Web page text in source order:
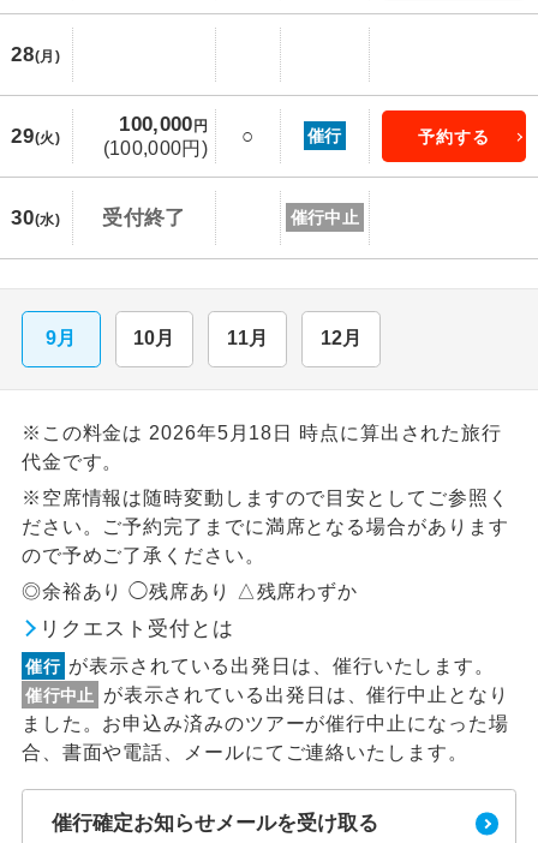
28(月)
29(火)
100,000 円
(100,000円)
○ 催行 予約する
30(水) 受付終了 催行中止
9月 10月 11月 12月
※この料金は 2026年5月18日 時点に算出された旅行
代金です。
※空席情報は随時変動しますので目安としてご参照く
ださい。ご予約完了までに満席となる場合があります
ので予めご了承ください。
◎余裕あり ◯残席あり △残席わずか
リクエスト受付とは
催行 が表示されている出発日は、催行いたします。
催行中止
が表示されている出発日は、催行中止となり
ました。お申込み済みのツアーが催行中止になった場
合、書面や電話、メールにてご連絡いたします。
催行確定お知らせメールを受け取る